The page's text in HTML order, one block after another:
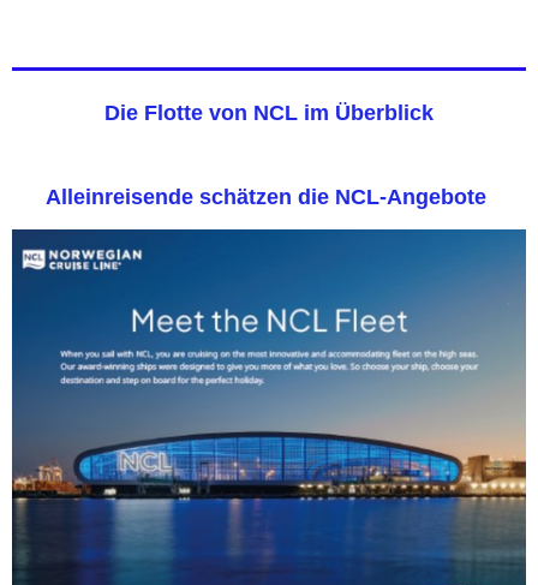
Die Flotte von NCL im Überblick
Alleinreisende schätzen die NCL-Angebote